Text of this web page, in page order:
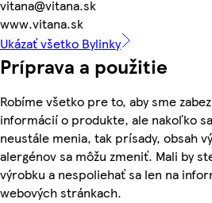
vitana@vitana.sk
www.vitana.sk
Ukázať všetko Bylinky
Príprava a použitie
Robíme všetko pre to, aby sme
informácií o produkte, ale nakoľko
neustále menia, tak prísady, obsah
alergénov sa môžu zmeniť. Mali by
výrobku a nespoliehať sa len na
webových stránkach.